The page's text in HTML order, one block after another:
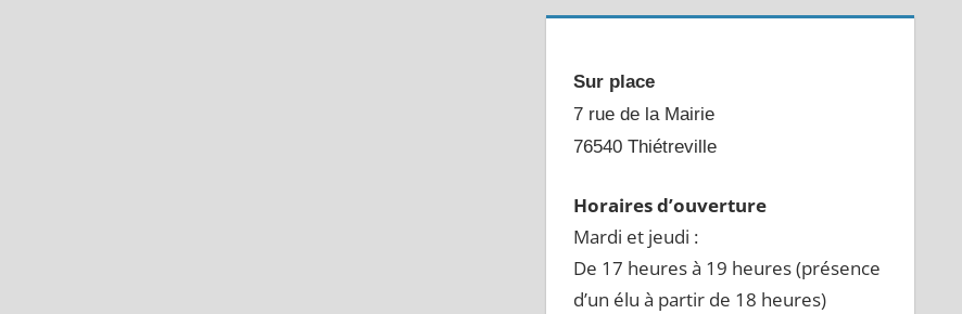
Sur place
7 rue de la Mairie
76540 Thiétreville
Horaires d’ouverture
Mardi et jeudi :
De 17 heures à 19 heures (présence
d’un élu à partir de 18 heures)